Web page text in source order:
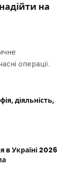
на
операції.
діяльність,
в Україні 2026